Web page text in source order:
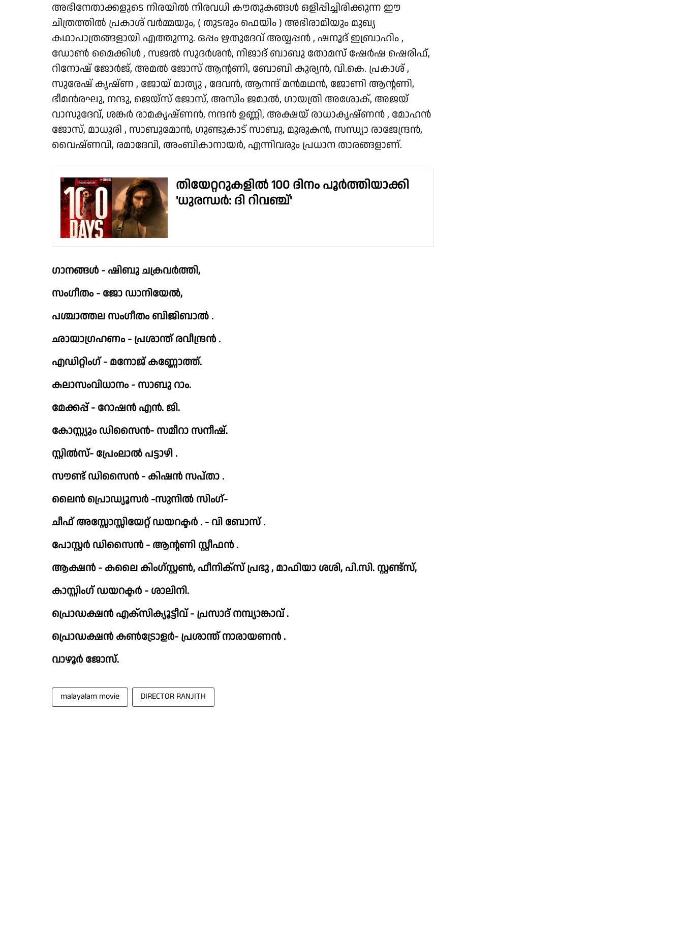
അഭിനേതാക്കളുടെ നിരയിൽ നിരവധി കൗതുകങ്ങൾ ഒളിപ്പിച്ചിരിക്കുന്ന ഈ
ചിത്രത്തിൽ പ്രകാശ് വർമ്മയും, ( തുടരും ഫെയിം ) അഭിരാമിയും മുഖ്യ
കഥാപാത്രങ്ങളായി എത്തുന്നു. ഒപ്പം ഋതുദേവ് അയ്യപ്പൻ , ഷനൂദ് ഇബ്രാഹിം ,
ഡോൺ മൈക്കിൾ , സജൽ സുദർശൻ, നിജാദ് ബാബു തോമസ് ഷേർഷ ഷെരിഫ്,
റിനോഷ് ജോർജ്, അമൽ ജോസ് ആൻ്റണി, ബോബി കുര്യൻ, വി.കെ. പ്രകാശ് ,
സുരേഷ് കൃഷ്‌ണ , ജോയ് മാത്യു , ദേവൻ, ആനന്ദ് മൻമഥൻ, ജോണി ആൻ്റണി,
ഭീമൻരഘു, നന്ദു, ജെയ്സ് ജോസ്, അസിം ജമാൽ, ഗായത്രി അശോക്, അജയ്
വാസുദേവ്, ശങ്കർ രാമകൃഷ്ണൻ, നന്ദൻ ഉണ്ണി, അക്ഷയ് രാധാകൃഷ്ണൻ , മോഹൻ
ജോസ്, മാധുരി , സാബുമോൻ, ഗുണ്ടുകാട് സാബു, മുരുകൻ, സന്ധ്യാ രാജേന്ദ്രൻ,
വൈഷ്‌ണവി, രമാദേവി, അംബികാനായർ, എന്നിവരും പ്രധാന താരങ്ങളാണ്.
തിയേറ്ററുകളിൽ 100 ദിനം പൂർത്തിയാക്കി
'ധുരന്ധർ: ദി റിവഞ്ച്'
ഗാനങ്ങൾ - ഷിബു ചക്രവർത്തി,
സംഗീതം - ജോ ഡാനിയേൽ,
പശ്ചാത്തല സംഗീതം ബിജിബാൽ .
ഛായാഗ്രഹണം - പ്രശാന്ത് രവീന്ദ്രൻ .
എഡിറ്റിംഗ് - മനോജ് കണ്ണോത്ത്.
കലാസംവിധാനം - സാബു റാം.
മേക്കപ്പ് - റോഷൻ എൻ. ജി.
കോസ്റ്റ്യും ഡിസൈൻ- സമീറാ സനീഷ്.
സ്റ്റിൽസ്- പ്രേംലാൽ പട്ടാഴി .
സൗണ്ട് ഡിസൈൻ - കിഷൻ സപ്താ .
ലൈൻ പ്രൊഡ്യൂസർ -സുനിൽ സിംഗ്-
ചീഫ് അസ്സോസ്സിയേറ്റ് ഡയറക്ടർ . - വി ബോസ് .
പോസ്റ്റർ ഡിസൈൻ - ആൻ്റണി സ്റ്റീഫൻ .
ആക്ഷൻ - കലൈ കിംഗ്സ്റ്റൺ, ഫീനിക്സ് പ്രഭു , മാഫിയാ ശശി, പി.സി. സ്റ്റണ്ട്‌സ്,
കാസ്റ്റിംഗ് ഡയറക്ടർ - ശാലിനി.
പ്രൊഡക്ഷൻ എക്സിക്യൂട്ടീവ് - പ്രസാദ് നമ്പ്യാങ്കാവ് .
പ്രൊഡക്ഷൻ കൺട്രോളർ- പ്രശാന്ത് നാരായണൻ .
വാഴൂർ ജോസ്.
malayalam movie DIRECTOR RANJITH